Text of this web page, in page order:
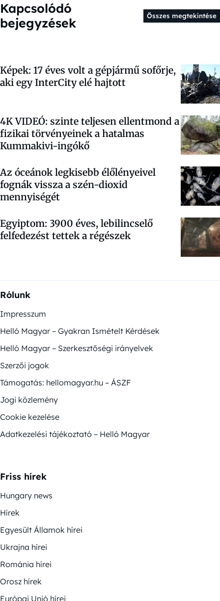
Kapcsolódó
bejegyzések
Összes megtekintése
Képek: 17 éves volt a gépjármű sofőrje,
aki egy InterCity elé hajtott
4K VIDEÓ: szinte teljesen ellentmond a
fizikai törvényeinek a hatalmas
Kummakivi-ingókő
Az óceánok legkisebb élőlényeivel
fognák vissza a szén-dioxid
mennyiségét
Egyiptom: 3900 éves, lebilincselő
felfedezést tettek a régészek
Rólunk
Impresszum
Helló Magyar – Gyakran Ismételt Kérdések
Helló Magyar – Szerkesztőségi irányelvek
Szerzői jogok
Támogatás: hellomagyar.hu – ÁSZF
Jogi közlemény
Cookie kezelése
Adatkezelési tájékoztató – Helló Magyar
Friss hírek
Hungary news
Hírek
Egyesült Államok hírei
Ukrajna hírei
Románia hírei
Orosz hírek
Európai Unió hírei